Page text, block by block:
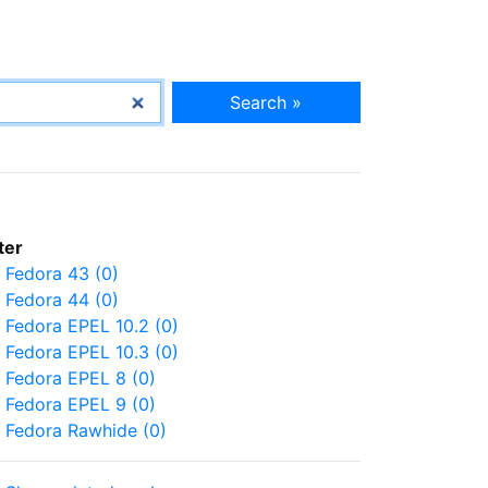
Search »
Fedora 43 (0)
Fedora 44 (0)
Fedora EPEL 10.2 (0)
Fedora EPEL 10.3 (0)
Fedora EPEL 8 (0)
Fedora EPEL 9 (0)
Fedora Rawhide (0)